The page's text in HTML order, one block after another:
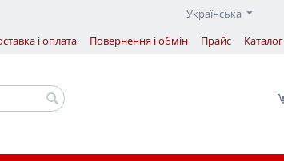
Українська
і оплата Повернення і обмін Прайс Каталог